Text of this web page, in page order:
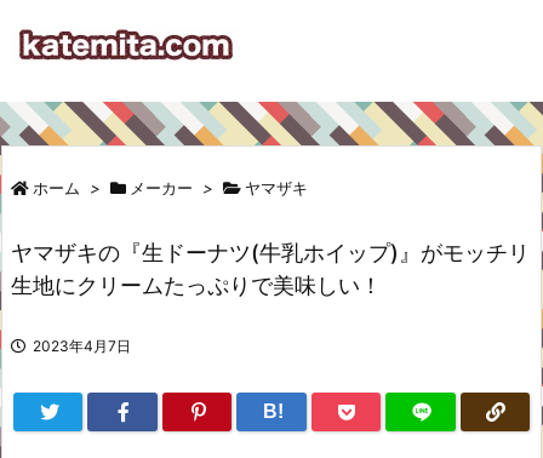
ホーム > メーカー > ヤマザキ
ヤマザキの『生ドーナツ(牛乳ホイップ)』がモッチリ
生地にクリームたっぷりで美味しい！
2023年4月7日
B!